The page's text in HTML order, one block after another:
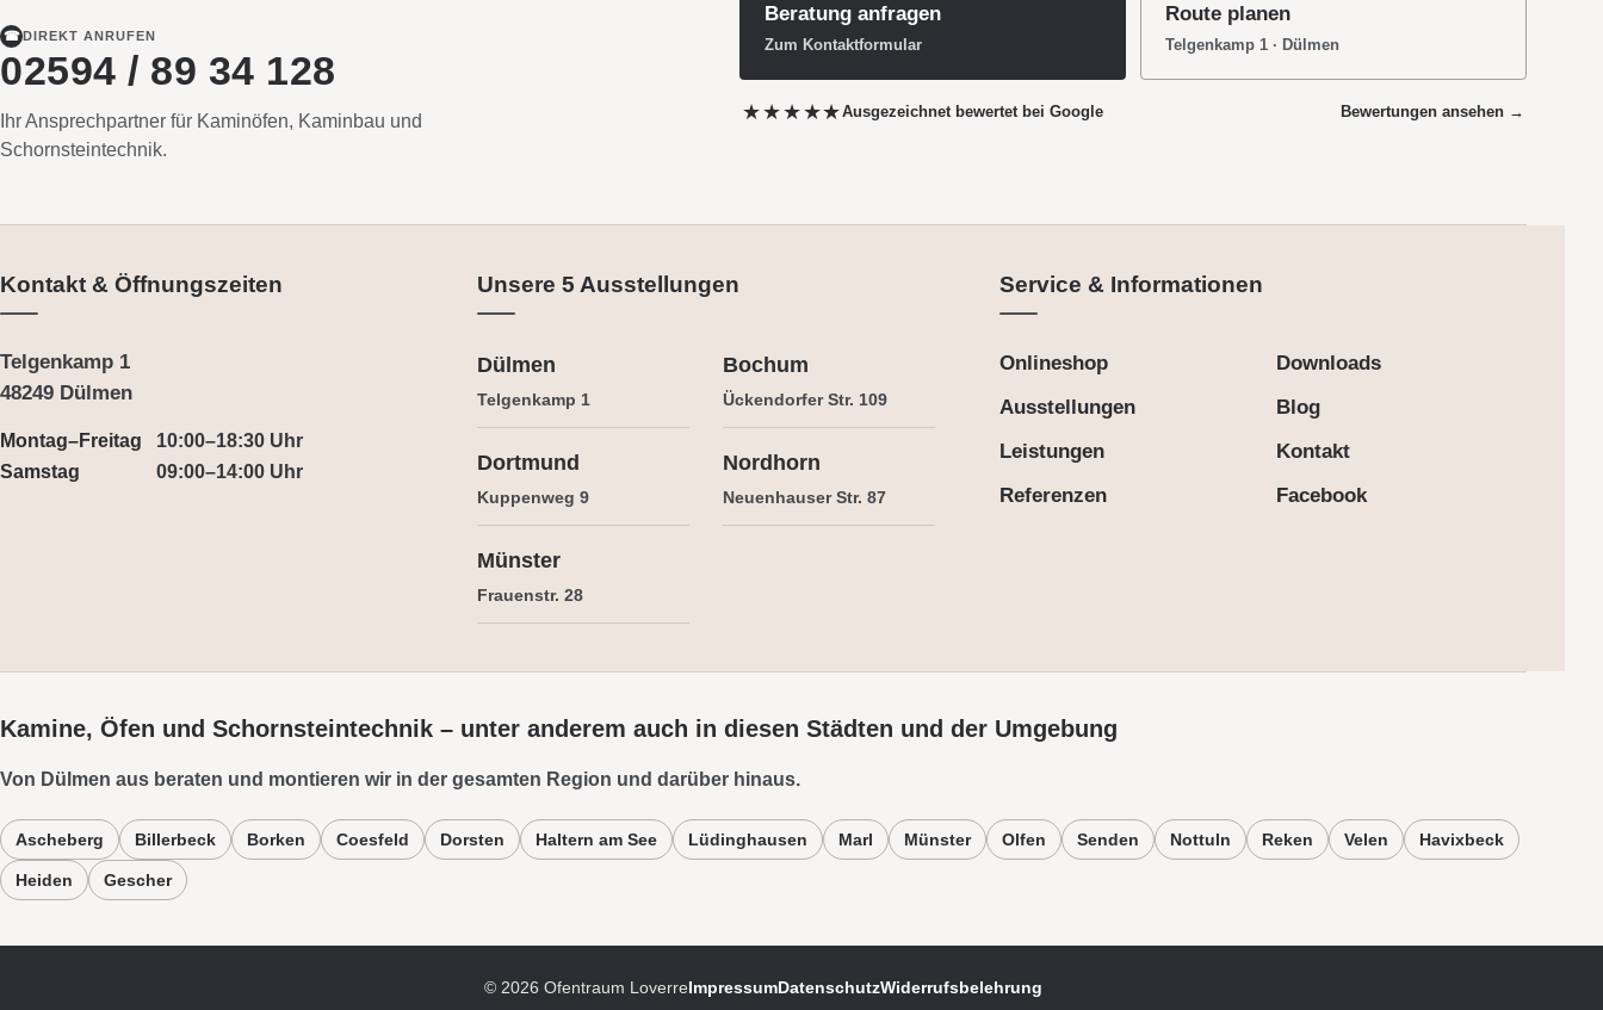
☎ DIREKT ANRUFEN
02594 / 89 34 128
Ihr Ansprechpartner für Kaminöfen, Kaminbau und
Schornsteintechnik.
Beratung anfragen
Zum Kontaktformular
Route planen
Telgenkamp 1 · Dülmen
★★★★★Ausgezeichnet bewertetbei Google Bewertungen ansehen →
Kontakt & Öffnungszeiten
Telgenkamp 1
48249 Dülmen
Montag–Freitag
10:00–18:30 Uhr
Samstag
09:00–14:00 Uhr
Unsere 5 Ausstellungen
Dülmen
Telgenkamp 1
Bochum
Ückendorfer Str. 109
Dortmund
Kuppenweg 9
Nordhorn
Neuenhauser Str. 87
Münster
Frauenstr. 28
Service & Informationen
Onlineshop
Ausstellungen
Leistungen
Referenzen
Downloads
Blog
Kontakt
Facebook
Kamine, Öfen und Schornsteintechnik – unter anderem auch in diesen Städten und der Umgebung
Von Dülmen aus beraten und montieren wir in der gesamten Region und darüber hinaus.
Ascheberg Billerbeck Borken Coesfeld Dorsten Haltern am See Lüdinghausen Marl Münster Olfen Senden Nottuln Reken Velen Havixbeck
Heiden Gescher
© 2026 Ofentraum LoverreImpressumDatenschutzWiderrufsbelehrung